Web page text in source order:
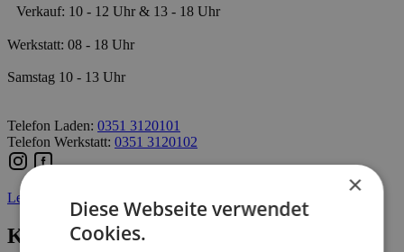
Verkauf: 10 - 12 Uhr & 13 - 18 Uhr
Werkstatt: 08 - 18 Uhr
Samstag 10 - 13 Uhr
Telefon Laden: 0351 3120101
Telefon Werkstatt: 0351 3120102
Lezyne
KTV Pro 150+ STVZO
×
Diese Webseite verwendet
Cookies.